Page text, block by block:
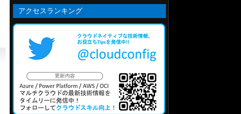
アクセスランキング